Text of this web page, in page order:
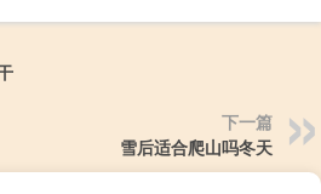
下一篇
雪后适合爬山吗冬天